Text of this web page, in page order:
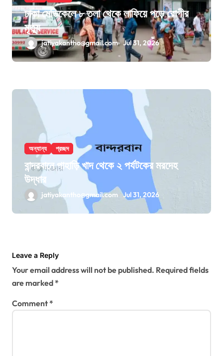
ঢাকা মেডিকেলে ৮ তলা থেকে লাফিয়ে পড়ে রোগীর
মৃত্যু
jatiyakantho@gmail.com Jul 31, 2026
অন্যান্য প্রচ্ছদ
বান্দরবানে পাহাড়ি খাদ থেকে ২ পর্যটকের মরদেহ
উদ্ধার
jatiyakantho@gmail.com Jul 31, 2026
Leave a Reply
Your email address will not be published. Required fields
are marked*
Comment*